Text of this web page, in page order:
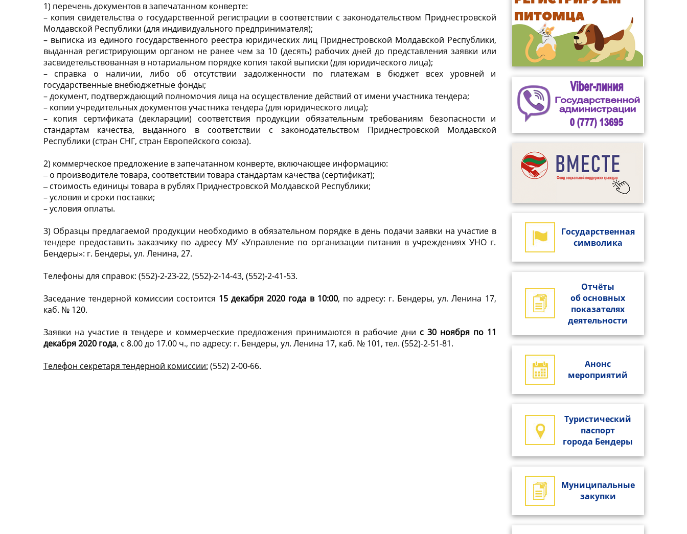
1) перечень документов в запечатанном конверте:
– копия свидетельства о государственной регистрации в соответствии с законодательством Приднестровской
Молдавской Республики (для индивидуального предпринимателя);
– выписка из единого государственного реестра юридических лиц Приднестровской Молдавской Республики,
выданная регистрирующим органом не ранее чем за 10 (десять) рабочих дней до представления заявки или
засвидетельствованная в нотариальном порядке копия такой выписки (для юридического лица);
– справка о наличии, либо об отсутствии задолженности по платежам в бюджет всех уровней и
государственные внебюджетные фонды;
– документ, подтверждающий полномочия лица на осуществление действий от имени участника тендера;
– копии учредительных документов участника тендера (для юридического лица);
– копия сертификата (декларации) соответствия продукции обязательным требованиям безопасности и
стандартам качества, выданного в соответствии с законодательством Приднестровской Молдавской
Республики (стран СНГ, стран Европейского союза).
2) коммерческое предложение в запечатанном конверте, включающее информацию:
‒ о производителе товара, соответствии товара стандартам качества (сертификат);
‒ стоимость единицы товара в рублях Приднестровской Молдавской Республики;
– условия и сроки поставки;
– условия оплаты.
3) Образцы предлагаемой продукции необходимо в обязательном порядке в день подачи заявки на участие в
тендере предоставить заказчику по адресу МУ «Управление по организации питания в учреждениях УНО г.
Бендеры»: г. Бендеры, ул. Ленина, 27.
Телефоны для справок: (552)-2-23-22, (552)-2-14-43, (552)-2-41-53.
Заседание тендерной комиссии состоится 15 декабря 2020 года в 10:00, по адресу: г. Бендеры, ул. Ленина 17,
каб. № 120.
Заявки на участие в тендере и коммерческие предложения принимаются в рабочие дни с 30 ноября по 11
декабря 2020 года, с 8.00 до 17.00 ч., по адресу: г. Бендеры, ул. Ленина 17, каб. № 101, тел. (552)-2-51-81.
Телефон секретаря тендерной комиссии: (552) 2-00-66.
Государственная
символика
Отчёты
об основных
показателях
деятельности
Анонс
мероприятий
Туристический
паспорт
города Бендеры
Муниципальные
закупки